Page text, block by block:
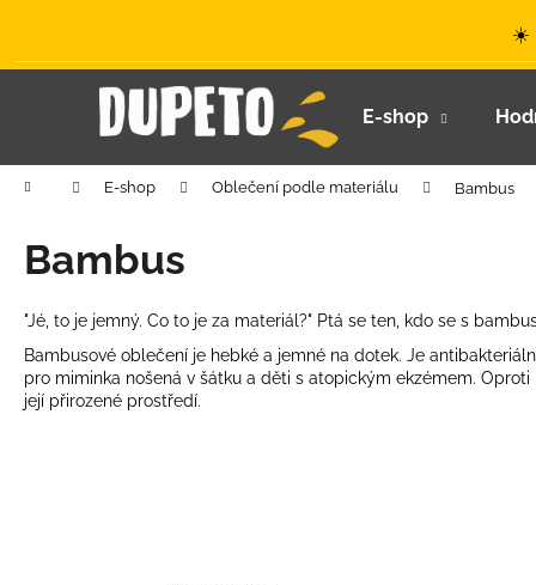
☀️
E-shop
Domů E-shop Oblečení podle materiálu Bambus
Bambus
"Jé, to je jemný. Co to je za materiál?" Ptá se ten, kdo se s
Bambusové oblečení je hebké a jemné na dotek. Je
pro miminka nošená v šátku a děti s atopickým ekzémem.
její přirozené prostředí.
š
Zpět
obchodu
Zpět
obchodu